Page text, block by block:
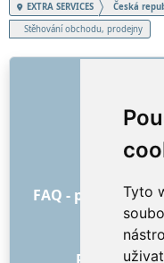
Tyto
EXTRA SERVICES Česká
Stěhování obchodu, prodejny
Jak
FAQ - pro